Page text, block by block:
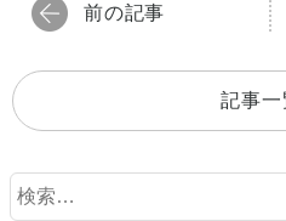
前の記事
記事一
検
索